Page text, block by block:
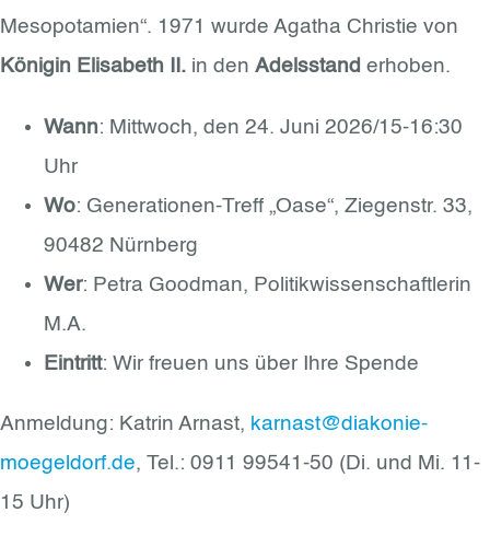
Mesopotamien“. 1971 wurde Agatha Christie von
Königin Elisabeth II. in den Adelsstand erhoben.
Wann: Mittwoch, den 24. Juni 2026/15-16:30
Uhr
Wo: Generationen-Treff „Oase“, Ziegenstr. 33,
90482 Nürnberg
Wer: Petra Goodman, Politikwissenschaftlerin
M.A.
Eintritt: Wir freuen uns über Ihre Spende
Anmeldung: Katrin Arnast, karnast@diakonie-
moegeldorf.de, Tel.: 0911 99541-50 (Di. und Mi. 11-
15 Uhr)